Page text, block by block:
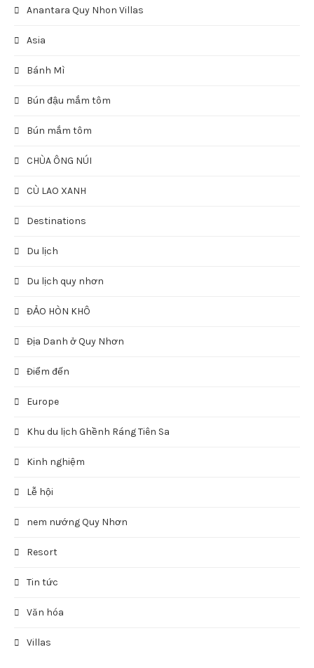
Anantara Quy Nhon Villas
Asia
Bánh Mì
Bún đậu mắm tôm
Bún mắm tôm
CHÙA ÔNG NÚI
CÙ LAO XANH
Destinations
Du lịch
Du lịch quy nhơn
ĐẢO HÒN KHÔ
Địa Danh ở Quy Nhơn
Điểm đến
Europe
Khu du lịch Ghềnh Ráng Tiên Sa
Kinh nghiệm
Lễ hội
nem nướng Quy Nhơn
Resort
Tin tức
Văn hóa
Villas